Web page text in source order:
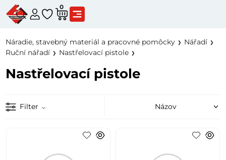
0
Náradie, stavebný materiál a pracovné pomôcky
Nářadí
Ruční nářadí
Nastřelovací pistole
Nastřelovací pistole
Filter